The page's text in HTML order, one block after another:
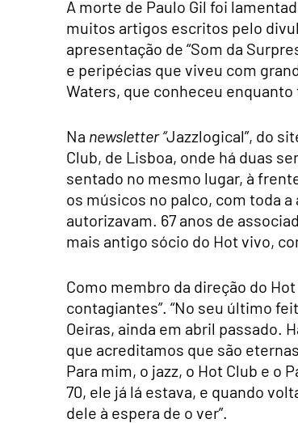
A morte de Paulo Gil foi
muitos artigos escritos pelo
apresentação de “Som da
e peripécias que viveu com
Waters, que conheceu enquanto
Na newsletter “Jazzlogical”, do
Club, de Lisboa, onde há duas
sentado no mesmo lugar, à
os músicos no palco, com toda
autorizavam. 67 anos de
mais antigo sócio do Hot vivo,
Como membro da direção do
contagiantes”. “No seu último
Oeiras, ainda em abril passado.
que acreditamos que são
Para mim, o jazz, o Hot Club e o
70, ele já lá estava, e quando
dele à espera de o ver”.